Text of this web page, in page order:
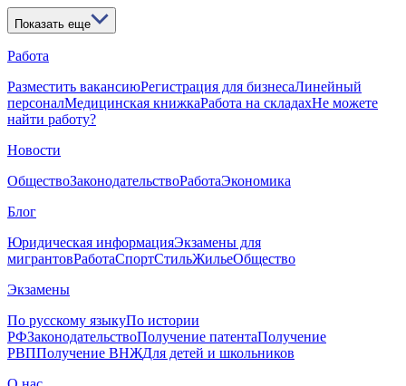
Показать еще
Работа
Разместить вакансиюРегистрация для бизнесаЛинейный
персоналМедицинская книжкаРабота на складахНе можете
найти работу?
Новости
ОбществоЗаконодательствоРаботаЭкономика
Блог
Юридическая информацияЭкзамены для
мигрантовРаботаСпортСтильЖильеОбщество
Экзамены
По русскому языкуПо истории
РФЗаконодательствоПолучение патентаПолучение
РВППолучение ВНЖДля детей и школьников